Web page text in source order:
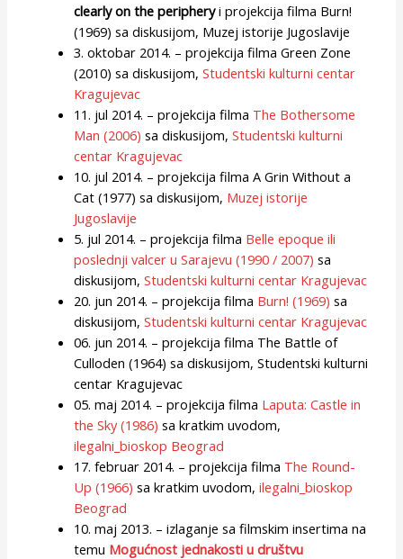
clearly on the peripheryi projekcija filma Burn!
(1969) sa diskusijom, Muzej istorije Jugoslavije
3. oktobar 2014. – projekcija filma Green Zone
(2010) sa diskusijom, Studentski kulturni centar
Kragujevac
11. jul 2014. – projekcija filma The Bothersome
Man (2006) sa diskusijom, Studentski kulturni
centar Kragujevac
10. jul 2014. – projekcija filma A Grin Without a
Cat (1977) sa diskusijom, Muzej istorije
Jugoslavije
5. jul 2014. – projekcija filma Belle epoque ili
poslednji valcer u Sarajevu (1990 / 2007) sa
diskusijom, Studentski kulturni centar Kragujevac
20. jun 2014. – projekcija filma Burn! (1969) sa
diskusijom, Studentski kulturni centar Kragujevac
06. jun 2014. – projekcija filma The Battle of
Culloden (1964) sa diskusijom, Studentski kulturni
centar Kragujevac
05. maj 2014. – projekcija filma Laputa: Castle in
the Sky (1986) sa kratkim uvodom,
ilegalni_bioskop Beograd
17. februar 2014. – projekcija filma The Round-
Up (1966) sa kratkim uvodom, ilegalni_bioskop
Beograd
10. maj 2013. – izlaganje sa filmskim insertima na
temu Mogućnost jednakosti u društvu